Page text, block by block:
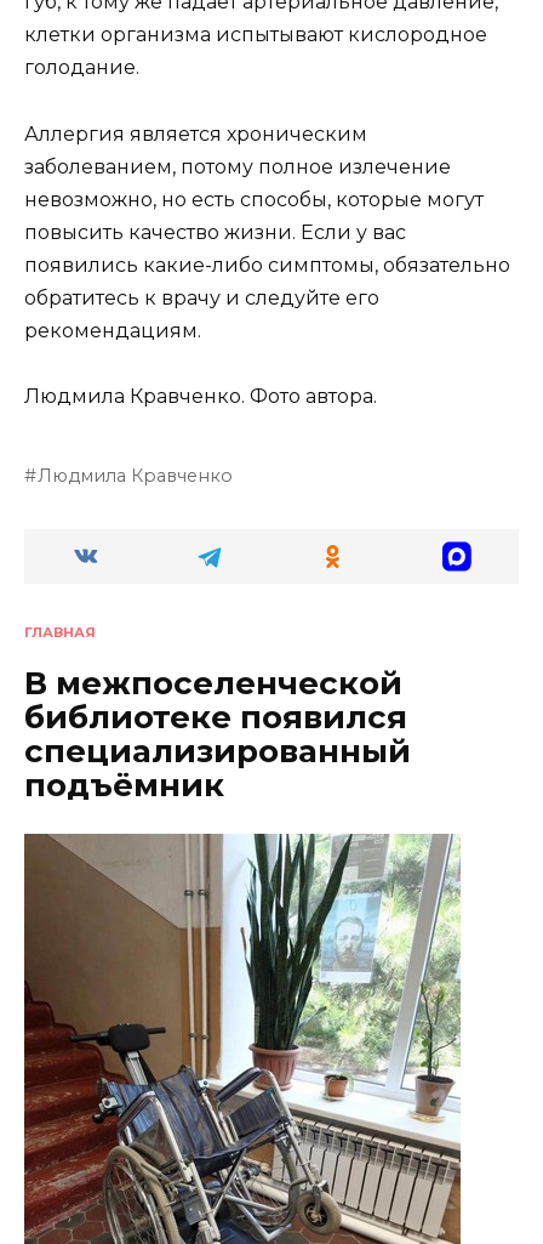
клетки организма испытывают кислородное
голодание.
Аллергия является хроническим
заболеванием, потому полное излечение
невозможно, но есть способы, которые могут
повысить качество жизни. Если у вас
появились какие-либо симптомы, обязательно
обратитесь к врачу и следуйте его
рекомендациям.
Людмила Кравченко. Фото автора.
Людмила Кравченко
ГЛАВНАЯ
В межпоселенческой
библиотеке появился
специализированный
подъёмник